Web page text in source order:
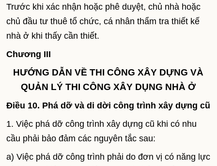
Trước khi xác nhận hoặc phê duyệt, chủ nhà hoặc
chủ đầu tư thuê tổ chức, cá nhân thẩm tra thiết kế
nhà ở khi thấy cần thiết.
Chương III
HƯỚNG DẪN VỀ THI CÔNG XÂY DỰNG VÀ
QUẢN LÝ THI CÔNG XÂY DỤNG NHÀ Ở
Điều 10. Phá dỡ và di dời công trình xây dựng cũ
1. Việc phá dỡ công trình xây dựng cũ khi có nhu
cầu phải bảo đảm các nguyên tắc sau:
a) Việc phá dỡ công trình phải do đơn vị có năng lực